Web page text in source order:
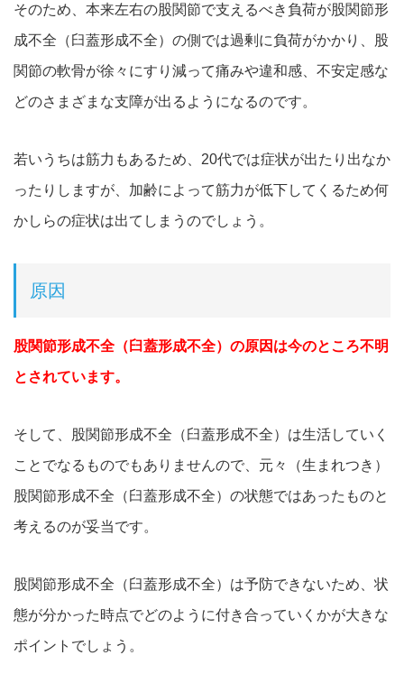
そのため、本来左右の股関節で支えるべき負荷が股関節形
成不全（臼蓋形成不全）の側では過剰に負荷がかかり、股
関節の軟骨が徐々にすり減って痛みや違和感、不安定感な
どのさまざまな支障が出るようになるのです。
若いうちは筋力もあるため、20代では症状が出たり出なか
ったりしますが、加齢によって筋力が低下してくるため何
かしらの症状は出てしまうのでしょう。
原因
股関節形成不全（臼蓋形成不全）の原因は今のところ不明
とされています。
そして、
股関節形成不全（臼蓋形成不全）は生活していく
ことでなるものでもありませんので、元々（生まれつき）
股関節形成不全（臼蓋形成不全）の状態ではあったものと
考えるのが妥当です。
股関節形成不全（臼蓋形成不全）は予防できないため、状
態が分かった時点でどのように付き合っていくかが大きな
ポイントでしょう。